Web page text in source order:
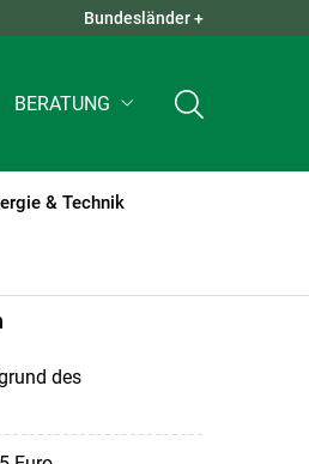
QUICK LINKS +
Bundesländer +
BERATUNG
& Technik
des